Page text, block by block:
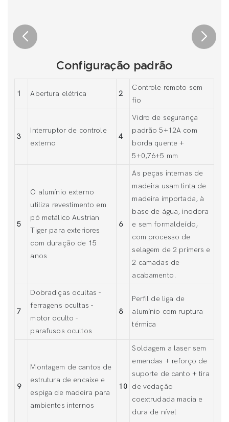
Configuração padrão
1 Abertura elétrica 2
Controle remoto sem
fio
3
Interruptor de controle
externo
4
Vidro de segurança
padrão 5+12A com
borda quente +
5+0,76+5 mm
5
O alumínio externo
utiliza revestimento em
pó metálico Austrian
Tiger para exteriores
com duração de 15
anos
6
As peças internas de
madeira usam tinta de
madeira importada, à
base de água, inodora
e sem formaldeído,
com processo de
selagem de 2 primers e
2 camadas de
acabamento.
7
Dobradiças ocultas -
ferragens ocultas -
motor oculto -
parafusos ocultos
8
Perfil de liga de
alumínio com ruptura
térmica
9
Montagem de cantos de
estrutura de encaixe e
espiga de madeira para
ambientes internos
10
Soldagem a laser sem
emendas + reforço de
suporte de canto + tira
de vedação
coextrudada macia e
dura de nível